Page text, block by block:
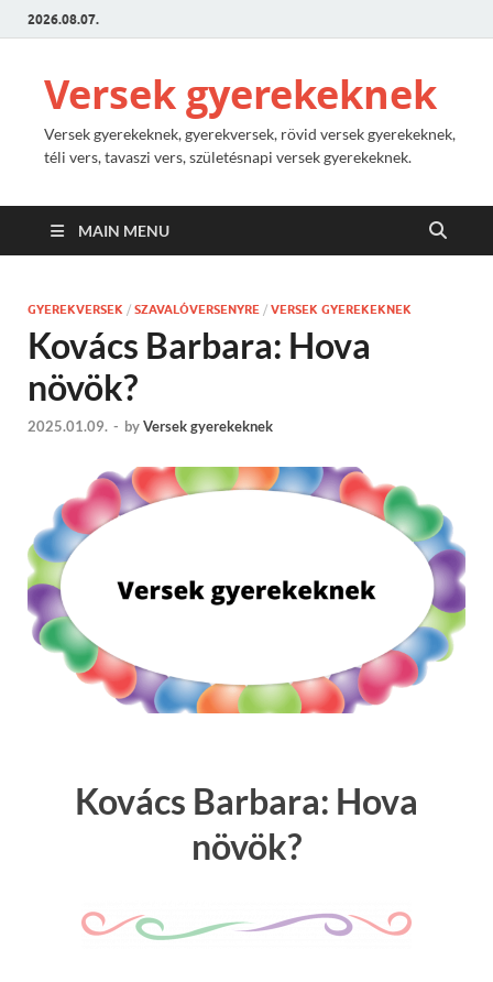
2026.08.07.
Versek gyerekeknek
Versek gyerekeknek, gyerekversek, rövid versek gyerekeknek,
téli vers, tavaszi vers, születésnapi versek gyerekeknek.
MAIN MENU
GYEREKVERSEK / SZAVALÓVERSENYRE / VERSEK GYEREKEKNEK
Kovács Barbara: Hova
növök?
2025.01.09. - byVersek gyerekeknek
Kovács Barbara: Hova
növök?